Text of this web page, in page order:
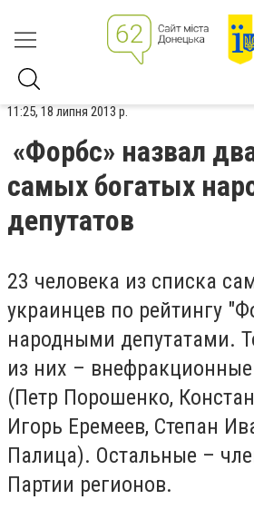
11:25, 18 липня 2013 р.
«Форбс» назвал
самых богатых
депутатов
23 человека из списка
украинцев по рейтингу
народными депутатами.
из них –
(Петр Порошенко,
Игорь Еремеев, Степан
Палица). Остальные –
Партии регионов.